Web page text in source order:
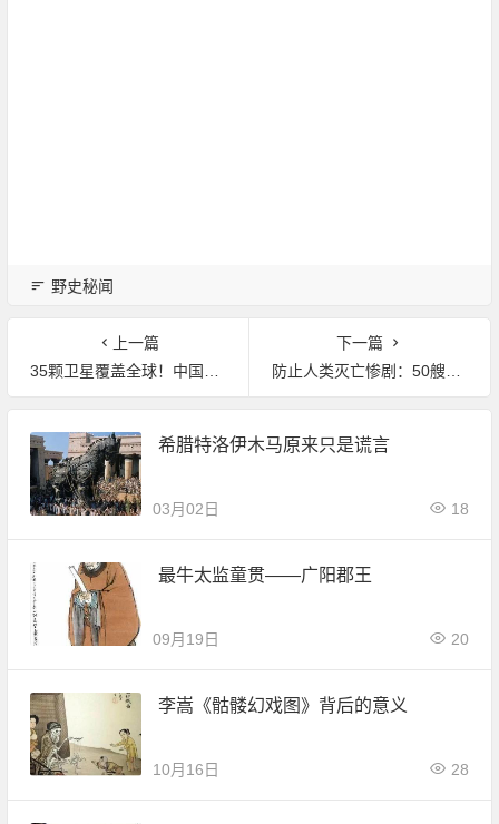
野史秘闻
上一篇
35颗卫星覆盖全球！中国启动北斗三号：要啥GPS？
下一篇
防止人类灭亡惨剧：50艘微型宇宙飞船造访300颗小行星
希腊特洛伊木马原来只是谎言
03月02日 18
最牛太监童贯——广阳郡王
09月19日 20
李嵩《骷髅幻戏图》背后的意义
10月16日 28